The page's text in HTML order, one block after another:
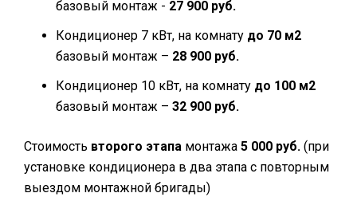
базовый монтаж - 27 900 руб.
Кондиционер 7 кВт, на комнату до 70 м2
базовый монтаж – 28 900 руб.
Кондиционер 10 кВт, на комнату до 100 м2
базовый монтаж – 32 900 руб.
Стоимость второго этапа монтажа 5 000 руб. (при
установке кондиционера в два этапа с повторным
выездом монтажной бригады)